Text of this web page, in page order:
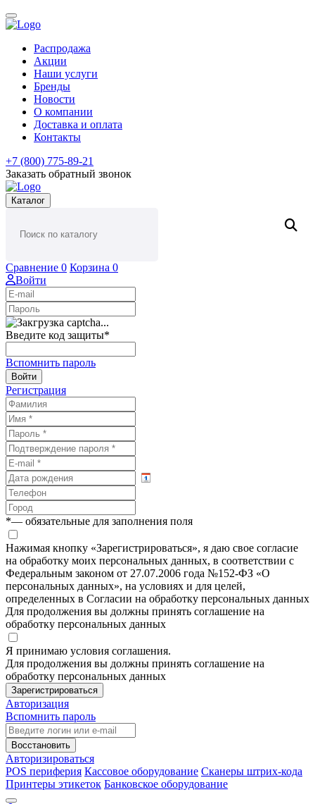
Распродажа
Акции
Наши услуги
Бренды
Новости
О компании
Доставка и оплата
Контакты
+7 (800) 775-89-21
Заказать обратный звонок
Каталог
Сравнение 0 Корзина 0
Войти
Введите код защиты*
Вспомнить пароль
Войти
Регистрация
*— обязательные для заполнения поля
Нажимая кнопку «Зарегистрироваться», я даю свое согласие
на обработку моих персональных данных, в соответствии с
Федеральным законом от 27.07.2006 года №152-ФЗ «О
персональных данных», на условиях и для целей,
определенных в Согласии на обработку персональных данных
Для продолжения вы должны принять соглашение на
обработку персональных данных
Я принимаю условия соглашения.
Для продолжения вы должны принять соглашение на
обработку персональных данных
Зарегистрироваться
Авторизация
Вспомнить пароль
Восстановить
Авторизироваться
POS периферия Кассовое оборудование Сканеры штрих-кода
Принтеры этикеток Банковское оборудование